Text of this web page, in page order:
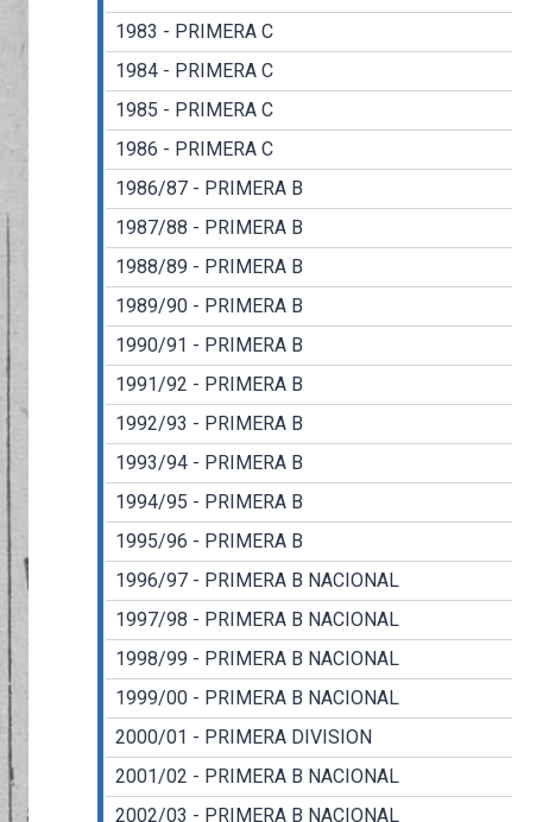
1983 - PRIMERA C
1984 - PRIMERA C
1985 - PRIMERA C
1986 - PRIMERA C
1986/87 - PRIMERA B
1987/88 - PRIMERA B
1988/89 - PRIMERA B
1989/90 - PRIMERA B
1990/91 - PRIMERA B
1991/92 - PRIMERA B
1992/93 - PRIMERA B
1993/94 - PRIMERA B
1994/95 - PRIMERA B
1995/96 - PRIMERA B
1996/97 - PRIMERA B NACIONAL
1997/98 - PRIMERA B NACIONAL
1998/99 - PRIMERA B NACIONAL
1999/00 - PRIMERA B NACIONAL
2000/01 - PRIMERA DIVISION
2001/02 - PRIMERA B NACIONAL
2002/03 - PRIMERA B NACIONAL